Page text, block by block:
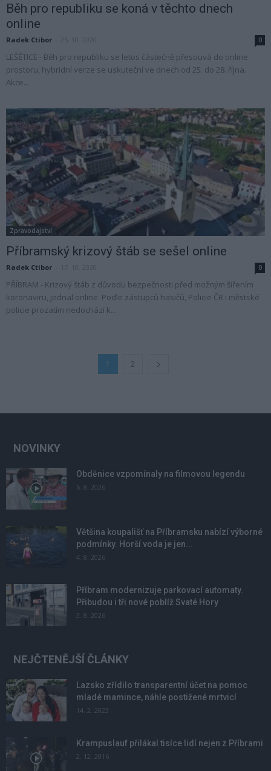
Běh pro republiku se koná v těchto dnech
online
Radek Ctibor 0
LEŠĚTICE - Běh pro republiku se letos částečně přesouvá do online
prostoru, hybridní verze se uskuteční ve dnech od 25. do 28. října.
Akce...
Zpravodajství
Příbramský krizový štáb se sešel online
Radek Ctibor 0
PŘÍBRAM - Krizový štáb z důvodu bezpečnosti před možným šířením
koronaviru, jednal online. Podle zástupců hasičů, Policie ČR i městské
policie prozatím nedochází k...
1 2
NOVINKY
Obděnice vzpomínaly na filmovou legendu
6. 8. 2026
Většina koupališť na Příbramsku nabízí výborné
podmínky. Horší voda je jen...
4. 8. 2026
Příbram modernizuje parkovací automaty.
Přibudou i tři nové poblíž Svaté Hory
3. 8. 2026
NEJČTENĚJŠÍ ČLÁNKY
Lazsko zřídilo transparentní účet na pomoc
mladé mamince, náhle postižené mrtvicí
14. 2. 2023
Krampuslauf přilákal tisíce lidí nejen z Příbrami
2. 12. 2016